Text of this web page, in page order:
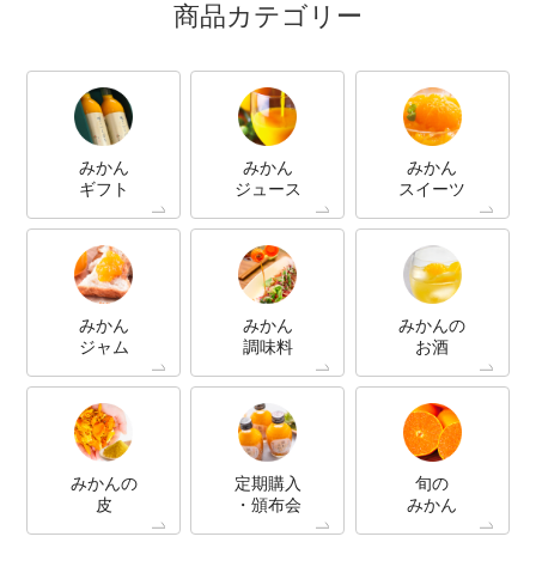
商品カテゴリー
みかん
ギフト
みかん
ジュース
みかん
スイーツ
みかん
ジャム
みかん
調味料
みかんの
お酒
みかんの
皮
定期購入
・頒布会
旬の
みかん